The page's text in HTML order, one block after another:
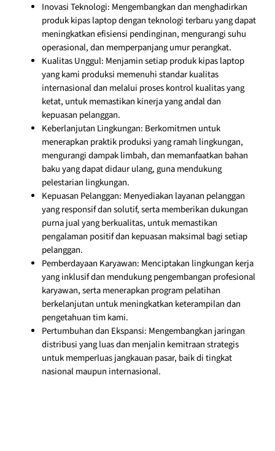
Inovasi Teknologi: Mengembangkan dan menghadirkan
produk kipas laptop dengan teknologi terbaru yang dapat
meningkatkan efisiensi pendinginan, mengurangi suhu
operasional, dan memperpanjang umur perangkat.
Kualitas Unggul: Menjamin setiap produk kipas laptop
yang kami produksi memenuhi standar kualitas
internasional dan melalui proses kontrol kualitas yang
ketat, untuk memastikan kinerja yang andal dan
kepuasan pelanggan.
Keberlanjutan Lingkungan: Berkomitmen untuk
menerapkan praktik produksi yang ramah lingkungan,
mengurangi dampak limbah, dan memanfaatkan bahan
baku yang dapat didaur ulang, guna mendukung
pelestarian lingkungan.
Kepuasan Pelanggan: Menyediakan layanan pelanggan
yang responsif dan solutif, serta memberikan dukungan
purna jual yang berkualitas, untuk memastikan
pengalaman positif dan kepuasan maksimal bagi setiap
pelanggan.
Pemberdayaan Karyawan: Menciptakan lingkungan kerja
yang inklusif dan mendukung pengembangan profesional
karyawan, serta menerapkan program pelatihan
berkelanjutan untuk meningkatkan keterampilan dan
pengetahuan tim kami.
Pertumbuhan dan Ekspansi: Mengembangkan jaringan
distribusi yang luas dan menjalin kemitraan strategis
untuk memperluas jangkauan pasar, baik di tingkat
nasional maupun internasional.